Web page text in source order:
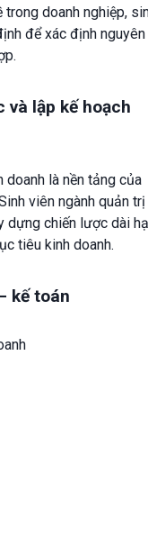
doanh nghiệp,
để xác định nguyên
và lập kế hoạch
doanh là nền tảng của
viên ngành quản trị
dựng chiến lược dài
tiêu kinh doanh.
kế toán